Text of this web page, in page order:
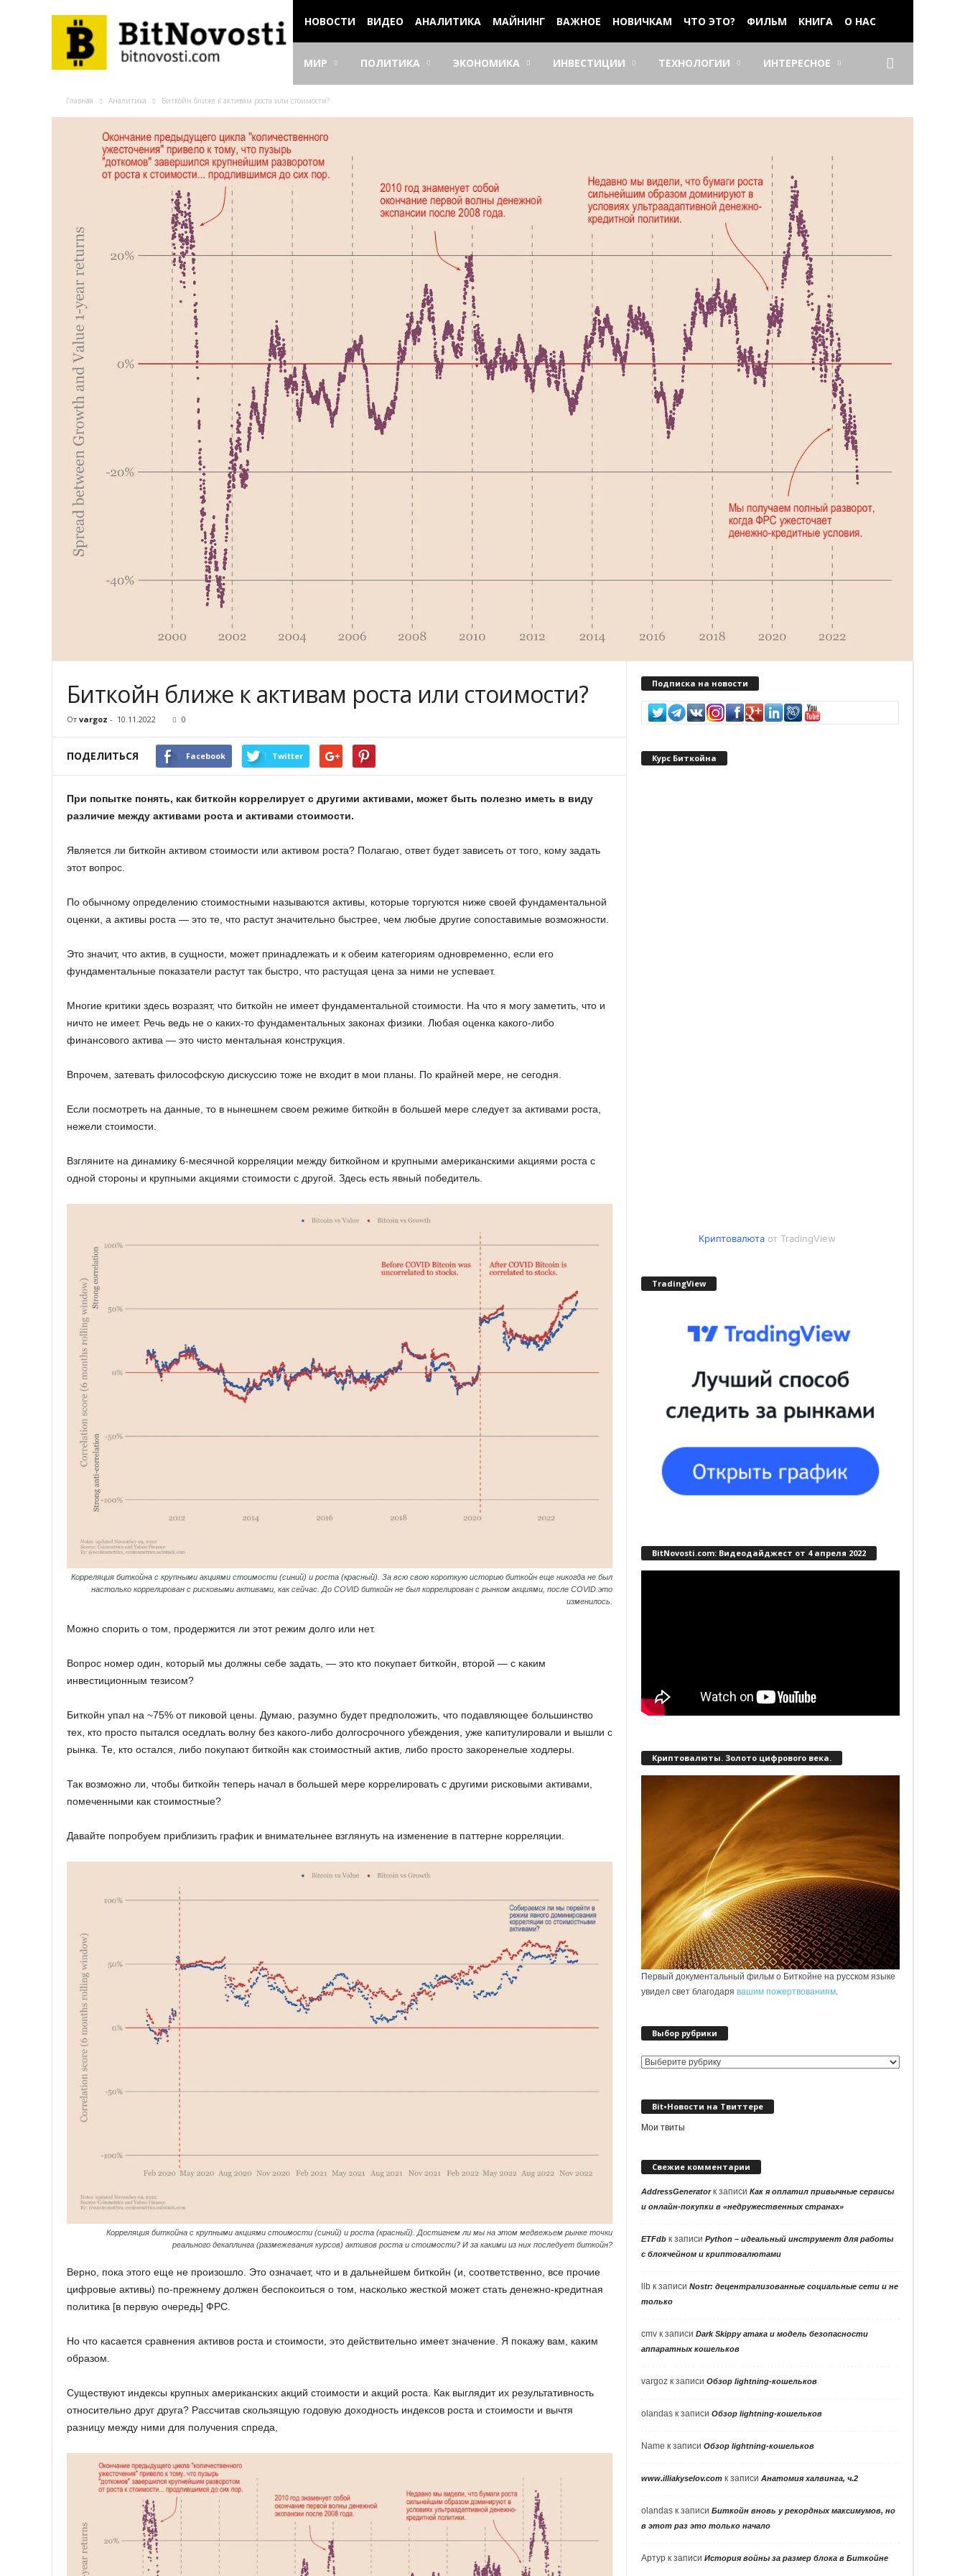
НОВОСТИ ВИДЕО АНАЛИТИКА МАЙНИНГ ВАЖНОЕ НОВИЧКАМ ЧТО ЭТО? ФИЛЬМ КНИГА О НАС
МИР ПОЛИТИКА ЭКОНОМИКА ИНВЕСТИЦИИ ТЕХНОЛОГИИ ИНТЕРЕСНОЕ
Главная Аналитика Биткойн ближе к активам роста или стоимости?
Биткойн ближе к активам роста или стоимости?
От vargoz - 10.11.2022 0
ПОДЕЛИТЬСЯ Facebook Twitter
При попытке понять, как биткойн коррелирует с другими активами, может быть полезно иметь в виду
различие между активами роста и активами стоимости.
Является ли биткойн активом стоимости или активом роста? Полагаю, ответ будет зависеть от того, кому задать
этот вопрос.
По обычному определению стоимостными называются активы, которые торгуются ниже своей фундаментальной
оценки, а активы роста — это те, что растут значительно быстрее, чем любые другие сопоставимые возможности.
Это значит, что актив, в сущности, может принадлежать и к обеим категориям одновременно, если его
фундаментальные показатели растут так быстро, что растущая цена за ними не успевает.
Многие критики здесь возразят, что биткойн не имеет фундаментальной стоимости. На что я могу заметить, что и
ничто не имеет. Речь ведь не о каких-то фундаментальных законах физики. Любая оценка какого-либо
финансового актива — это чисто ментальная конструкция.
Впрочем, затевать философскую дискуссию тоже не входит в мои планы. По крайней мере, не сегодня.
Если посмотреть на данные, то в нынешнем своем режиме биткойн в большей мере следует за активами роста,
нежели стоимости.
Взгляните на динамику 6-месячной корреляции между биткойном и крупными американскими акциями роста с
одной стороны и крупными акциями стоимости с другой. Здесь есть явный победитель.
Корреляция биткойна с крупными акциями стоимости (синий) и роста (красный). За всю свою короткую историю биткойн еще никогда не был
настолько коррелирован с рисковыми активами, как сейчас. До COVID биткойн не был коррелирован с рынком акциями, после COVID это
изменилось.
Можно спорить о том, продержится ли этот режим долго или нет.
Вопрос номер один, который мы должны себе задать, — это кто покупает биткойн, второй — с каким
инвестиционным тезисом?
Биткойн упал на ~75% от пиковой цены. Думаю, разумно будет предположить, что подавляющее большинство
тех, кто просто пытался оседлать волну без какого-либо долгосрочного убеждения, уже капитулировали и вышли с
рынка. Те, кто остался, либо покупают биткойн как стоимостный актив, либо просто закоренелые ходлеры.
Так возможно ли, чтобы биткойн теперь начал в большей мере коррелировать с другими рисковыми активами,
помеченными как стоимостные?
Давайте попробуем приблизить график и внимательнее взглянуть на изменение в паттерне корреляции.
Корреляция биткойна с крупными акциями стоимости (синий) и роста (красный). Достигнем ли мы на этом медвежьем рынке точки
реального декаплинга (размежевания курсов) активов роста и стоимости? И за какими из них последует биткойн?
Верно, пока этого еще не произошло. Это означает, что и в дальнейшем биткойн (и, соответственно, все прочие
цифровые активы) по-прежнему должен беспокоиться о том, насколько жесткой может стать денежно-кредитная
политика [в первую очередь] ФРС.
Но что касается сравнения активов роста и стоимости, это действительно имеет значение. Я покажу вам, каким
образом.
Существуют индексы крупных американских акций стоимости и акций роста. Как выглядит их результативность
относительно друг друга? Рассчитав скользящую годовую доходность индексов роста и стоимости и вычтя
разницу между ними для получения спреда,
Подписка на новости
Курс Биткойна
Криптовалютаот TradingView
TradingView
BitNovosti.com: Видеодайджест от 4 апреля 2022
Криптовалюты. Золото цифрового века.
Первый документальный фильм о Биткойне на русском языке
увидел свет благодарявашим пожертвованиям
Выбор рубрики
Выбор
Bit•Новости на Твиттере
Мои твиты
Свежие комментарии
AddressGeneratorк записиКак я оплатил привычные сервисы
и онлайн-покупки в «недружественных странах»
ETFdb к записиPython – идеальный инструмент для работы
с блокчейном и криптовалютами
llb к записиNostr: децентрализованные социальные сети и не
только
cmv к записиDark Skippy атака и модель безопасности
аппаратных кошельков
vargoz к записиОбзор lightning-кошельков
olandas к записиОбзор lightning-кошельков
Name к записиОбзор lightning-кошельков
www.illiakyselov.com к записиАнатомия халвинга, ч.2
olandas к записиБиткойн вновь у рекордных максимумов, но
в этот раз это только начало
Артур к записиИстория войны за размер блока в Биткойне